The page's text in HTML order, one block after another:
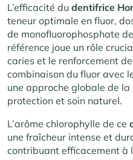
L’efficacité du dentifrice
teneur optimale en fluor,
de monofluorophosphate
référence joue un rôle
caries et le renforcement
combinaison du fluor avec
une approche globale de
protection et soin naturel.
L’arôme chlorophylle de ce
une fraîcheur intense et
contribuant efficacement à